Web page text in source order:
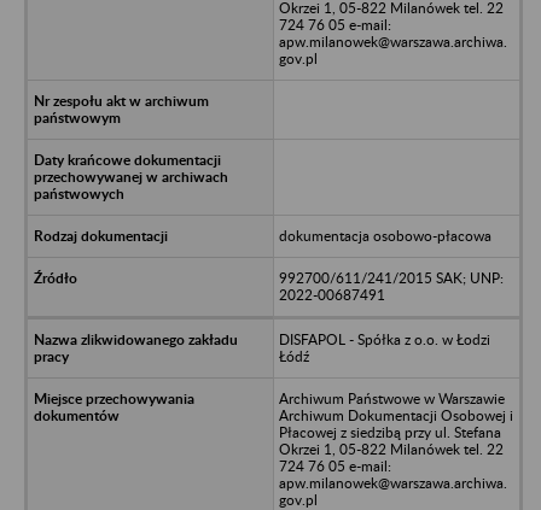
Okrzei 1, 05-822 Milanówek tel. 22
724 76 05 e-mail:
apw.milanowek@warszawa.archiwa.
gov.pl
dokumentacja osobowo-płacowa
992700/611/241/2015 SAK; UNP:
2022-00687491
DISFAPOL - Spółka z o.o. w Łodzi
Łódź
Archiwum Państwowe w Warszawie
Archiwum Dokumentacji Osobowej i
Płacowej z siedzibą przy ul. Stefana
Okrzei 1, 05-822 Milanówek tel. 22
724 76 05 e-mail:
apw.milanowek@warszawa.archiwa.
gov.pl